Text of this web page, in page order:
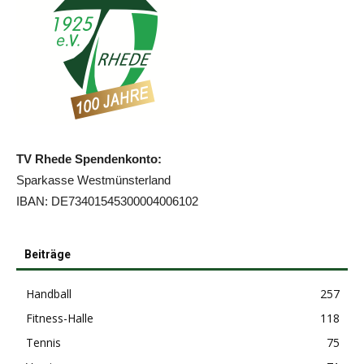
TV Rhede Spendenkonto:
Sparkasse Westmünsterland
IBAN: DE73401545300004006102
Beiträge
Handball
257
Fitness-Halle
118
Tennis
75